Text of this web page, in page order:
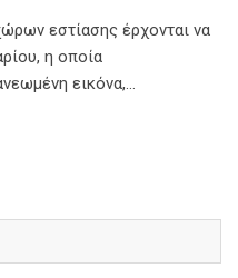
εστίασης έρχονται να
η οποία
εικόνα,…